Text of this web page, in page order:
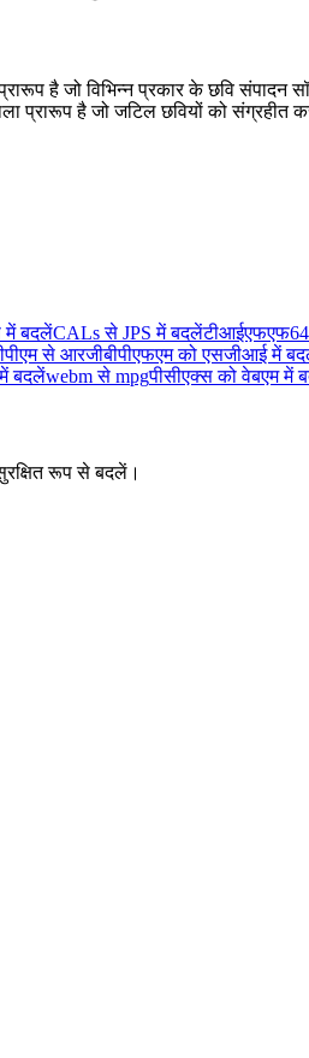
है जो विभिन्न प्रकार के छवि संपादन
प्रारूप है जो जटिल छवियों को
में बदलेंCALs से JPS में बदलेंटीआईएफएफ64
से आरजीबीपीएफएम को एसजीआई में
बदलेंwebm से mpgपीसीएक्स को वेबएम में
रूप से बदलें।